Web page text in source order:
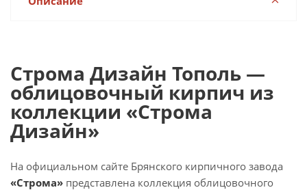
Строма Дизайн Тополь —
облицовочный кирпич из
коллекции «Строма
Дизайн»
На официальном сайте Брянского кирпичного завода
«Строма» представлена коллекция облицовочного